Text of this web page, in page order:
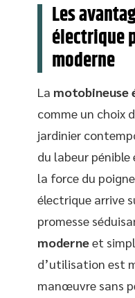
Les
électrique
moderne
La motobineuse
comme un choix
jardinier
du labeur
la force du
électrique arrive
promesse
moderneet
d’utilisation est
manœuvre sans